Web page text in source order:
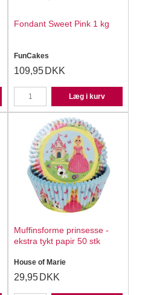
Fondant Sweet Pink 1 kg
FunCakes
109,95 DKK
Læg i kurv
Muffinsforme prinsesse -
ekstra tykt papir 50 stk
House of Marie
29,95 DKK